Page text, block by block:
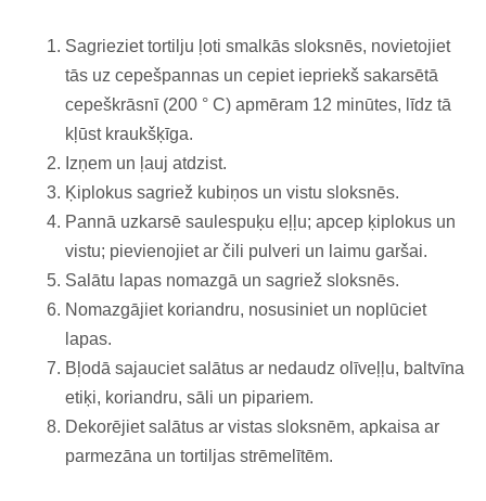
Sagrieziet tortilju ļoti smalkās sloksnēs, novietojiet
tās uz cepešpannas un cepiet iepriekš sakarsētā
cepeškrāsnī (200 ° C) apmēram 12 minūtes, līdz tā
kļūst kraukšķīga.
Izņem un ļauj atdzist.
Ķiplokus sagriež kubiņos un vistu sloksnēs.
Pannā uzkarsē saulespuķu eļļu; apcep ķiplokus un
vistu; pievienojiet ar čili pulveri un laimu garšai.
Salātu lapas nomazgā un sagriež sloksnēs.
Nomazgājiet koriandru, nosusiniet un noplūciet
lapas.
Bļodā sajauciet salātus ar nedaudz olīveļļu, baltvīna
etiķi, koriandru, sāli un pipariem.
Dekorējiet salātus ar vistas sloksnēm, apkaisa ar
parmezāna un tortiljas strēmelītēm.